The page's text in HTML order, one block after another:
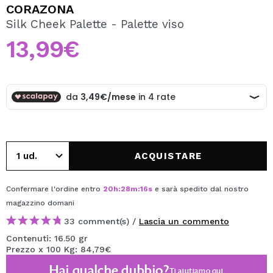
Creando un account su Maquibeauty.it potrai fare i tuoi
acquisti velocemente, controllare lo stato dei tuoi ordini e
consultare le tue operazioni precedenti.
CREARE UN ACCOUNT
CORAZONA
Silk Cheek Palette - Palette viso
13,99€
ACQUISTARE
Confermare l'ordine entro 20h:28m:15s e sarà spedito dal nostro
magazzino domani
33 comment(s) / Lascia un commento
Contenuti: 16.50 gr
Prezzo x 100 Kg: 84,79€
Ti aiutiamoqui